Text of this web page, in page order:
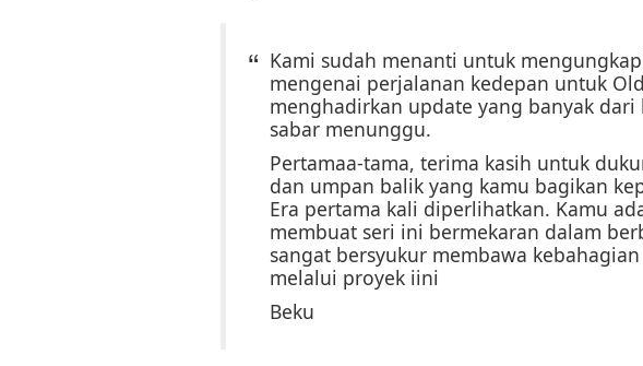
Kami sudah menanti untuk
mengenai perjalanan kedepan untuk
menghadirkan update yang banyak
sabar menunggu.
Pertamaa-tama, terima kasih untuk
dan umpan balik yang kamu bagikan
Era pertama kali diperlihatkan. Kamu
membuat seri ini bermekaran dalam
sangat bersyukur membawa
melalui proyek iini
Beku